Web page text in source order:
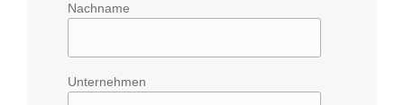
Nachname
Unternehmen